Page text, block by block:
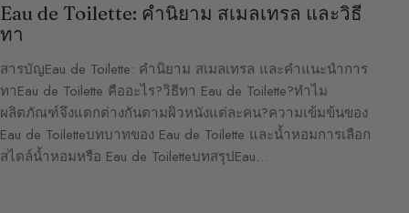
Eau de Toilette: คำนิยาม สเมลเทรล และวิธี
ทา
สารบัญEau de Toilette: คำนิยาม สเมลเทรล และคำแนะนำการ
ทาEau de Toilette คืออะไร?วิธีทา Eau de Toilette?ทำไม
ผลิตภัณฑ์จึงแตกต่างกันตามผิวหนังแต่ละคน?ความเข้มข้นของ
Eau de Toiletteบทบาทของ Eau de Toilette และน้ำหอมการเลือก
สไตล์น้ำหอมหรือ Eau de ToiletteบทสรุปEau…